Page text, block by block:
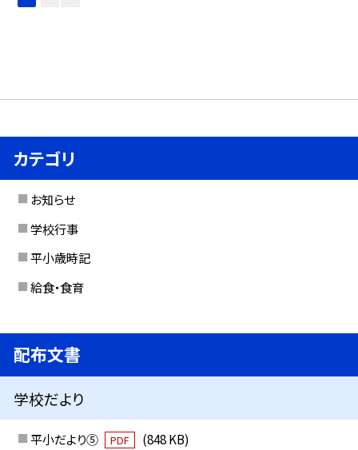
カテゴリ
お知らせ
学校行事
平小歳時記
給食・食育
配布文書
学校だより
平小だより⑤ PDF
(848 KB)